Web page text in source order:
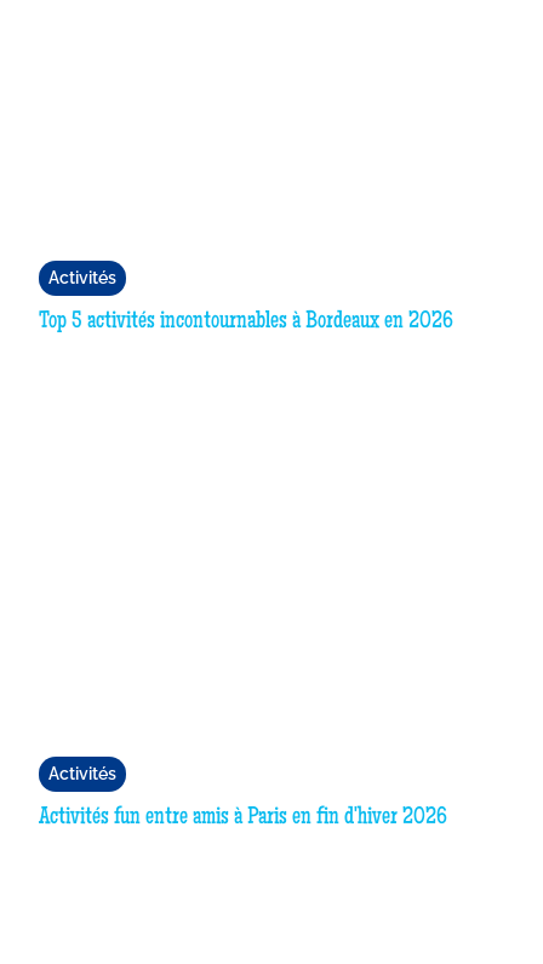
Activités
Top 5 activités incontournables à Bordeaux en 2026
Activités
Activités fun entre amis à Paris en fin d'hiver 2026